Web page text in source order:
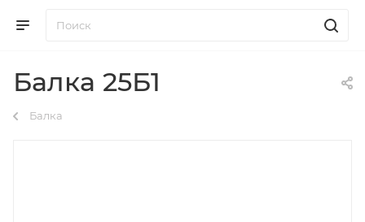
Балка 25Б1
Балка